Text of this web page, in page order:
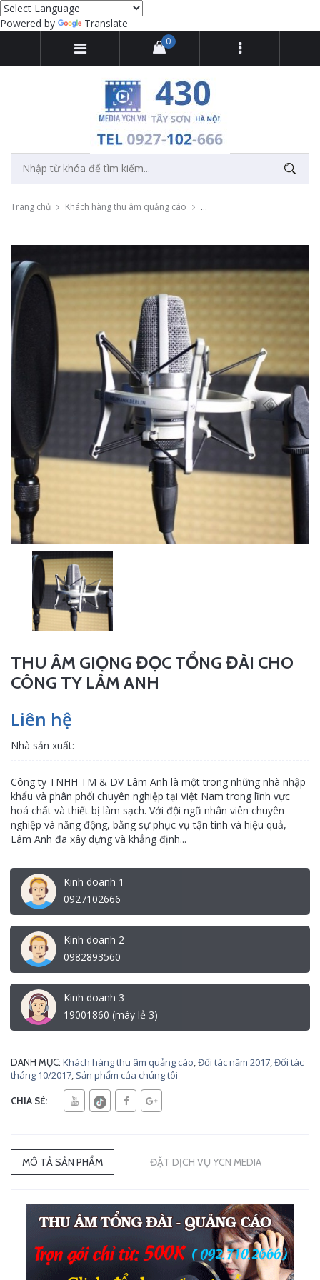
Powered by Translate
0
Trang chủ Khách hàng thu âm quảng cáo Thu âm giọng đọc tổng đài
THU ÂM GIỌNG ĐỌC TỔNG ĐÀI CHO
CÔNG TY LÂM ANH
Liên hệ
Nhà sản xuất:
Công ty TNHH TM & DV Lâm Anh là một trong những nhà nhập
khẩu và phân phối chuyên nghiệp tại Việt Nam trong lĩnh vực
hoá chất và thiết bị làm sạch. Với đội ngũ nhân viên chuyên
nghiệp và năng động, bằng sự phục vụ tận tình và hiệu quả,
Lâm Anh đã xây dựng và khẳng định...
Kinh doanh 1
0927102666
Kinh doanh 2
0982893560
Kinh doanh 3
19001860 (máy lẻ 3)
DANH MỤC: Khách hàng thu âm quảng cáo,Đối tác năm 2017,Đối tác
tháng 10/2017, Sản phẩm của chúng tôi
CHIA SẺ:
MÔ TẢ SẢN PHẨM ĐẶT DỊCH VỤ YCN MEDIA